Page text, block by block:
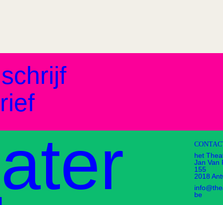
het
Jan Van
155
2018
be